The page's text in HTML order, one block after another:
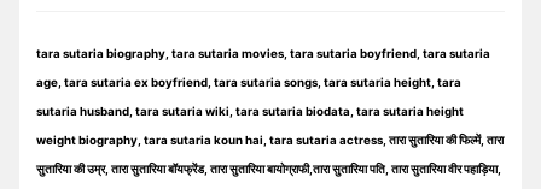
tara sutaria biography, tara sutaria movies, tara sutaria boyfriend, tara sutaria
age, tara sutaria ex boyfriend, tara sutaria songs, tara sutaria height, tara
sutaria husband, tara sutaria wiki, tara sutaria biodata, tara sutaria height
weight biography, tara sutaria koun hai, tara sutaria actress, तारा सुतारिया की फिल्में, तारा
सुतारिया की उम्र, तारा सुतारिया बॉयफ्रेंड, तारा सुतारिया बायोग्राफी,तारा सुतारिया पति, तारा सुतारिया वीर पहाड़िया,